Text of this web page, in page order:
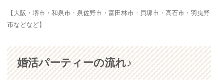
【大阪・堺市・和泉市・泉佐野市・富田林市・貝塚市・高石市・羽曳野
市などなど】
婚活パーティーの流れ♪